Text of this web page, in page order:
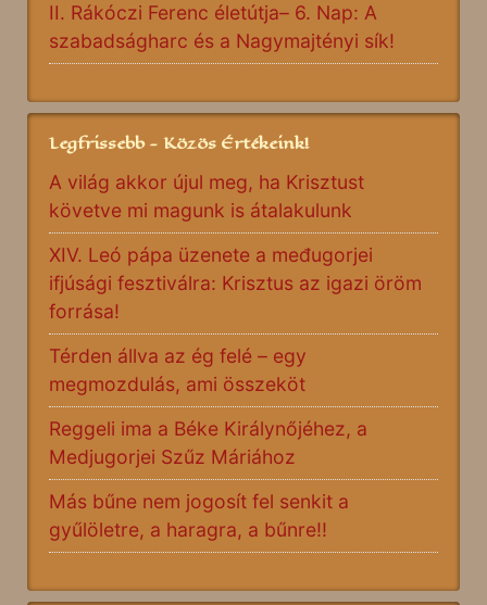
II. Rákóczi Ferenc életútja– 6. Nap: A
szabadságharc és a Nagymajtényi sík!
Legfrissebb - Közös Értékeink!
A világ akkor újul meg, ha Krisztust
követve mi magunk is átalakulunk
XIV. Leó pápa üzenete a međugorjei
ifjúsági fesztiválra: Krisztus az igazi öröm
forrása!
Térden állva az ég felé – egy
megmozdulás, ami összeköt
Reggeli ima a Béke Királynőjéhez, a
Medjugorjei Szűz Máriához
Más bűne nem jogosít fel senkit a
gyűlöletre, a haragra, a bűnre!!